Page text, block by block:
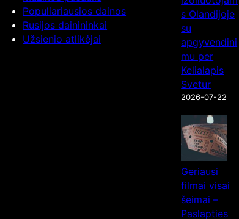
Populiariausios dainos
Rusijos dainininkai
Užsienio atlikėjai
s Olandijoje
su
apgyvendini
mu per
Kelialapis
Svetur
2026-07-22
Geriausi
filmai visai
šeimai –
Paslapties